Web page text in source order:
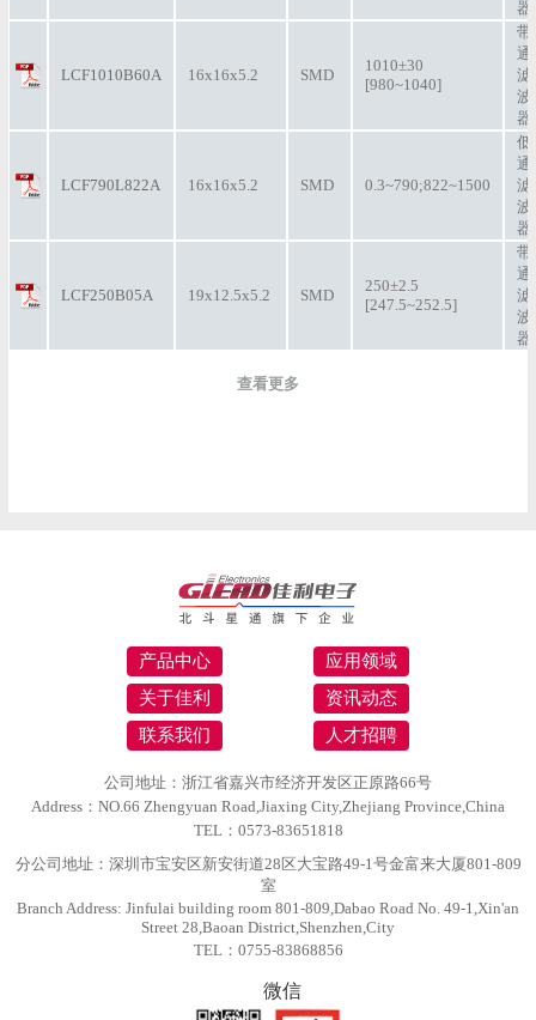
器
LCF1010B60A 16x16x5.2 SMD
1010±30
[980~1040]
带
通
滤
波
器
LCF790L822A 16x16x5.2 SMD 0.3~790;822~1500
低
通
滤
波
器
LCF250B05A 19x12.5x5.2 SMD
250±2.5
[247.5~252.5]
带
通
滤
波
器
查看更多
产品中心
应用领域
关于佳利
资讯动态
联系我们
人才招聘
公司地址：浙江省嘉兴市经济开发区正原路66号
Address：NO.66 Zhengyuan Road,Jiaxing City,Zhejiang Province,China
TEL：0573-83651818
分公司地址：深圳市宝安区新安街道28区大宝路49-1号金富来大厦801-809
室
Branch Address: Jinfulai building room 801-809,Dabao Road No. 49-1,Xin'an
Street 28,Baoan District,Shenzhen,City
TEL：0755-83868856
微信